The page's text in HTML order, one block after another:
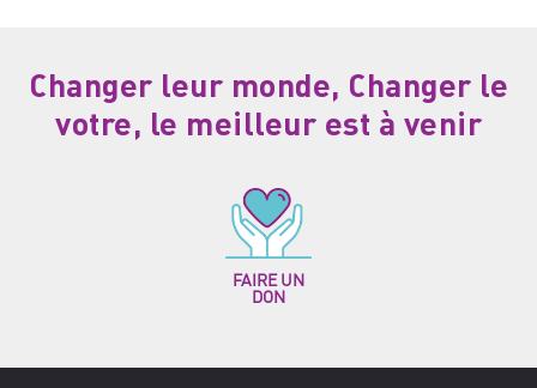
Changer leur monde, Changer le
votre, le meilleur est à venir
FAIRE UN
DON